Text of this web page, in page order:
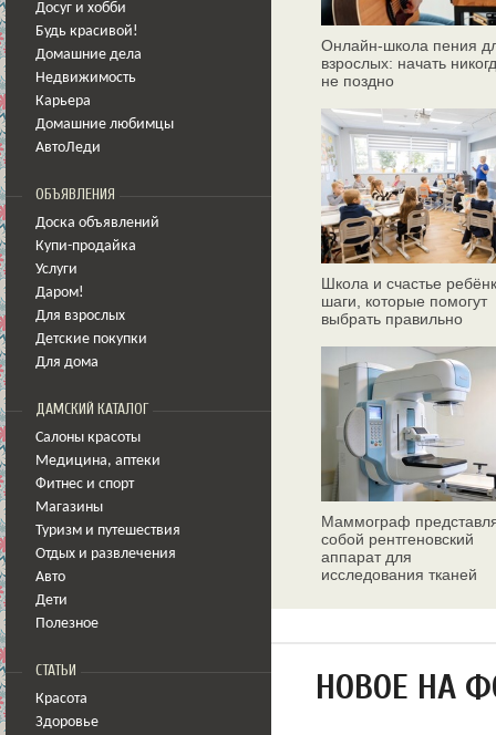
Досуг и хобби
Будь красивой!
Домашние дела
Недвижимость
Карьера
Домашние любимцы
АвтоЛеди
ОБЪЯВЛЕНИЯ
Доска объявлений
Купи-продайка
Услуги
Даром!
Для взрослых
Детские покупки
Для дома
ДАМСКИЙ КАТАЛОГ
Салоны красоты
Медицина, аптеки
Фитнес и спорт
Магазины
Туризм и путешествия
Отдых и развлечения
Авто
Дети
Полезное
СТАТЬИ
Красота
Здоровье
Онлайн‑школа пения
взрослых: начать
не поздно
Школа и счастье
шаги, которые помогут
выбрать правильно
Маммограф
собой рентгеновский
аппарат для
исследования тканей
НОВОЕ НА